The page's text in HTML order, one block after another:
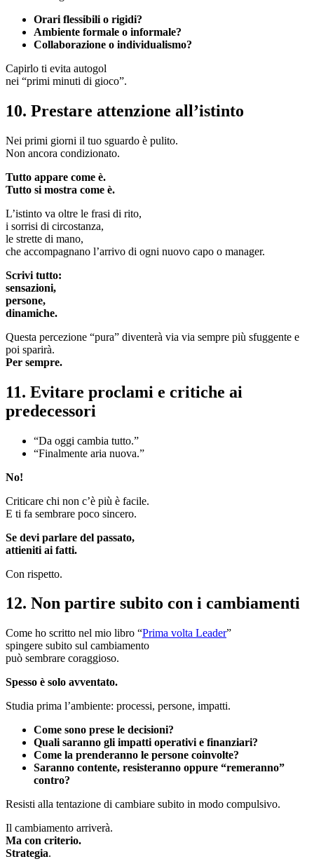
Orari flessibili o rigidi?
Ambiente formale o informale?
Collaborazione o individualismo?
Capirlo ti evita autogol
nei “primi minuti di gioco”.
10. Prestare attenzione all’istinto
Nei primi giorni il tuo sguardo è pulito.
Non ancora condizionato.
Tutto appare come è.
Tutto si mostra come è.
L’istinto va oltre le frasi di rito,
i sorrisi di circostanza,
le strette di mano,
che accompagnano l’arrivo di ogni nuovo capo o manager.
Scrivi tutto:
sensazioni,
persone,
dinamiche.
Questa percezione “pura” diventerà via via sempre più sfuggente e
poi sparirà.
Per sempre.
11. Evitare proclami e critiche ai
predecessori
“Da oggi cambia tutto.”
“Finalmente aria nuova.”
No!
Criticare chi non c’è più è facile.
E ti fa sembrare poco sincero.
Se devi parlare del passato,
attieniti ai fatti.
Con rispetto.
12. Non partire subito con i cambiamenti
Come ho scritto nel mio libro “Prima volta Leader”
spingere subito sul cambiamento
può sembrare coraggioso.
Spesso è solo avventato.
Studia prima l’ambiente: processi, persone, impatti.
Come sono prese le decisioni?
Quali saranno gli impatti operativi e finanziari?
Come la prenderanno le persone coinvolte?
Saranno contente, resisteranno oppure “remeranno”
contro?
Resisti alla tentazione di cambiare subito in modo compulsivo.
Il cambiamento arriverà.
Ma con criterio.
Strategia.